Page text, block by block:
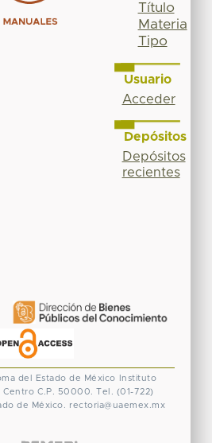
Título
Materia
Tipo
Usuario
Acceder
Depósitos
Depósitos
recientes
del Estado de México
Instituto
Centro C.P. 50000. Tel. (01-722)
de México. rectoria@uaemex.mx